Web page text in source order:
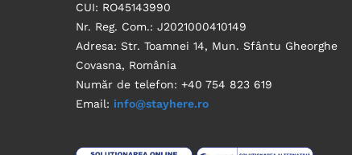
CUI: RO45143990
Nr. Reg. Com.: J2021000410149
Adresa: Str. Toamnei 14, Mun. Sfântu Gheorghe
Covasna, România
Număr de telefon: +40 754 823 619
Email: info@stayhere.ro